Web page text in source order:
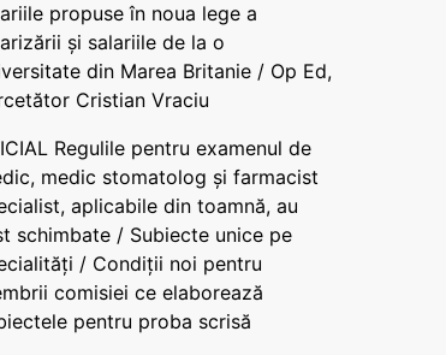
propuse în noua lege a
și salariile de la o
din Marea Britanie / Op Ed,
Cristian Vraciu
Regulile pentru examenul de
medic stomatolog și farmacist
aplicabile din toamnă, au
schimbate / Subiecte unice pe
/ Condiții noi pentru
comisiei ce elaborează
pentru proba scrisă